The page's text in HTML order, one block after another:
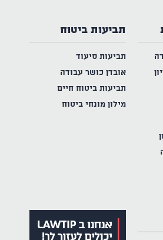
תביעות ביטוח
תביעות סיעוד
אובדן כושר עבודה
תביעות ביטוח חיים
מילון מונחי ביטוח